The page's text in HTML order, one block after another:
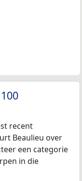
recent
Beaulieu over
een categorie
in die